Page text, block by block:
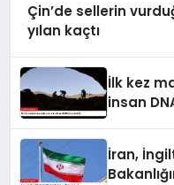
Çin’de sellerin
yılan kaçtı
İlk kez
insan
İran,